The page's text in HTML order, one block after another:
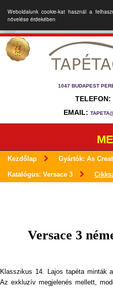
Weboldalunk cookie-kat használ a
növelése érdekében
1047 BUDAPEST
TELEFON:
EMAIL:
Kezdőlap Gyártók: As
Katalógus: Versace 3
Versace 3
Klasszikus 14. Lajos tapéta minták
Az exkluzív megjelenés mellett,